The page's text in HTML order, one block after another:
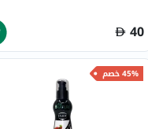
40
45% خصم